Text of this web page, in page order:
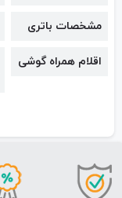
مشخصات باتری
اقلام همراه گوشی